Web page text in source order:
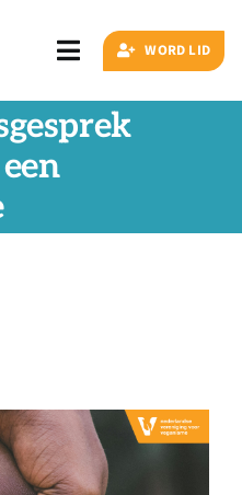
Toggle
Navigation
WORD LID